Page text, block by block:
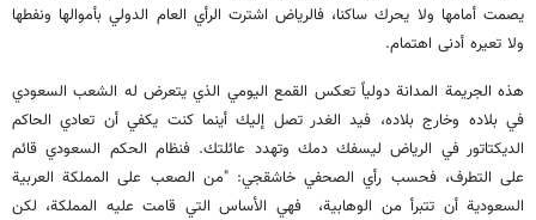
يصمت أمامها ولا يحرك ساكنا، فالرياض اشترت الرأي العام الدولي بأموالها ونفطها
ولا تعيره أدنى اهتمام.
هذه الجريمة المدانة دولياً تعكس القمع اليومي الذي يتعرض له الشعب السعودي
في بلاده وخارج بلاده، فيد الغدر تصل إليك أينما كنت يكفي أن تعادي الحاكم
الديكتاتور في الرياض ليسفك دمك وتهدد عائلتك. فنظام الحكم السعودي قائم
على التطرف، فحسب رأي الصحفي خاشقجي: "من الصعب على المملكة العربية
السعودية أن تتبرأ من الوهابية، فهي الأساس التي قامت عليه المملكة، لكن